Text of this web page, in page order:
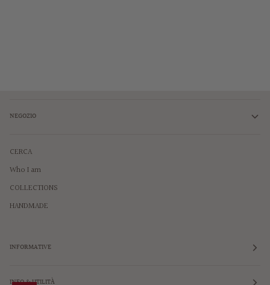
NEGOZIO
CERCA
Who I am
COLLECTIONS
HANDMADE
INFORMATIVE
INFO & UTILITÀ